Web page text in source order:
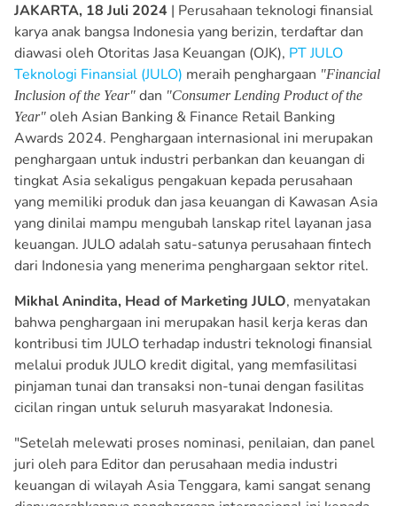
JAKARTA, 18 Juli 2024 | Perusahaan teknologi finansial
karya anak bangsa Indonesia yang berizin, terdaftar dan
diawasi oleh Otoritas Jasa Keuangan (OJK), PT JULO
Teknologi Finansial (JULO) meraih penghargaan "Financial
Inclusion of the Year" dan "Consumer Lending Product of the
Year" oleh Asian Banking & Finance Retail Banking
Awards 2024. Penghargaan internasional ini merupakan
penghargaan untuk industri perbankan dan keuangan di
tingkat Asia sekaligus pengakuan kepada perusahaan
yang memiliki produk dan jasa keuangan di Kawasan Asia
yang dinilai mampu mengubah lanskap ritel layanan jasa
keuangan. JULO adalah satu-satunya perusahaan fintech
dari Indonesia yang menerima penghargaan sektor ritel.
Mikhal Anindita, Head of Marketing JULO, menyatakan
bahwa penghargaan ini merupakan hasil kerja keras dan
kontribusi tim JULO terhadap industri teknologi finansial
melalui produk JULO kredit digital, yang memfasilitasi
pinjaman tunai dan transaksi non-tunai dengan fasilitas
cicilan ringan untuk seluruh masyarakat Indonesia.
"Setelah melewati proses nominasi, penilaian, dan panel
juri oleh para Editor dan perusahaan media industri
keuangan di wilayah Asia Tenggara, kami sangat senang